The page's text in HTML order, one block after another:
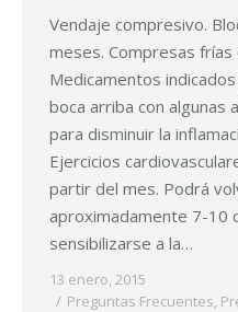
Vendaje compresivo.
meses. Compresas frías
Medicamentos
boca arriba con algunas
para disminuir la
Ejercicios
partir del mes. Podrá
aproximadamente 7-10
sensibilizarse a la…
13 enero, 2015
Preguntas Frecuentes,